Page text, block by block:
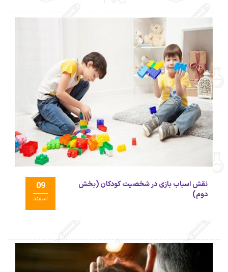
09
اسفند
نقش اسباب بازی در شخصیت کودکان (بخش
دوم)